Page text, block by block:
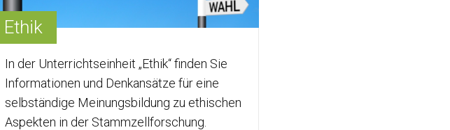
Ethik
In der Unterrichtseinheit „Ethik“ finden Sie
Informationen und Denkansätze für eine
selbständige Meinungsbildung zu ethischen
Aspekten in der Stammzellforschung.